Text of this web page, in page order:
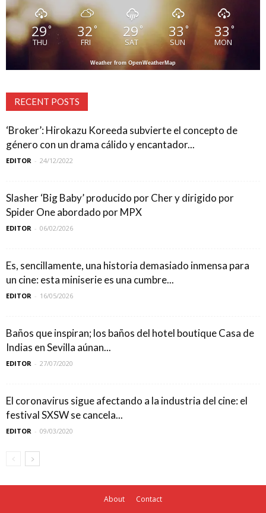
29°
THU
32°
FRI
29°
SAT
33°
SUN
33 °
MON
Weather from OpenWeatherMap
RECENT POSTS
‘Broker’: Hirokazu Koreeda subvierte el concepto de
género con un drama cálido y encantador...
EDITOR - 24/12/2022
Slasher ‘Big Baby’ producido por Cher y dirigido por
Spider One abordado por MPX
EDITOR - 06/02/2026
Es, sencillamente, una historia demasiado inmensa para
un cine: esta miniserie es una cumbre...
EDITOR - 16/05/2026
Baños que inspiran; los baños del hotel boutique Casa de
Indias en Sevilla aúnan...
EDITOR - 27/07/2020
El coronavirus sigue afectando a la industria del cine: el
festival SXSW se cancela...
EDITOR - 09/03/2020
About Contact